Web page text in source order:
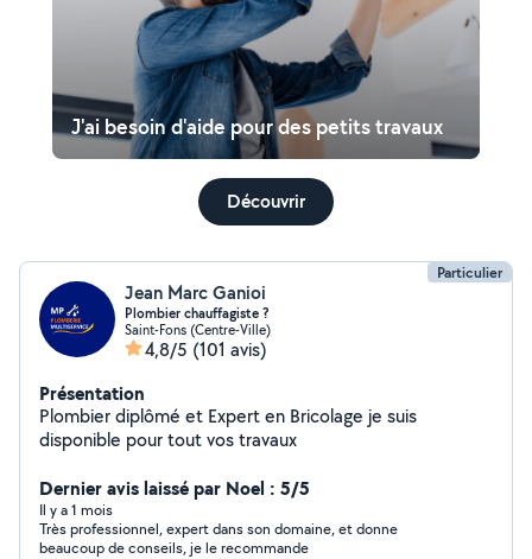
J'ai besoin d'aide pour des petits travaux
Découvrir
Particulier
Jean Marc Ganioi
Plombier chauffagiste ?️
Saint-Fons (Centre-Ville)
4,8/5 (101 avis)
Présentation
Plombier diplômé et Expert en Bricolage je suis
disponible pour tout vos travaux
Dernier avis laissé par Noel : 5/5
Il y a 1 mois
Très professionnel, expert dans son domaine, et donne
beaucoup de conseils, je le recommande